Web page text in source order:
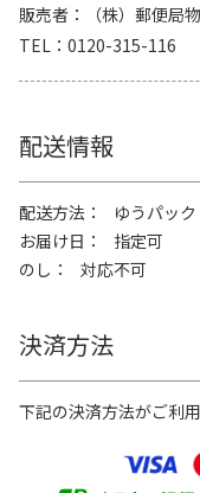
販売者
（株）郵便局
TEL
0120-315-116
配送情報
配送方法
ゆうパック
お届け日
指定可
のし
対応不可
決済方法
下記の決済方法がご利用